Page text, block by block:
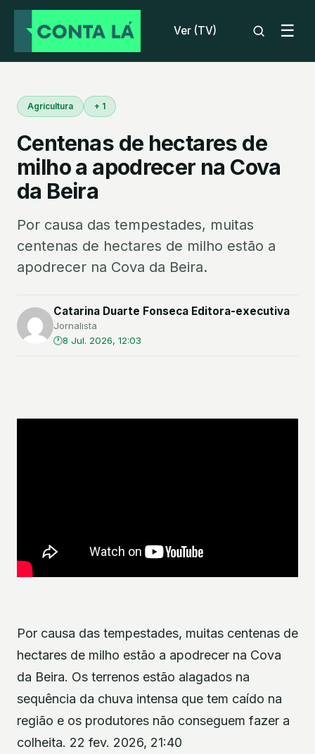
Ver (TV) ☰
Agricultura + 1
Centenas de hectares de
milho a apodrecer na Cova
da Beira
Por causa das tempestades, muitas
centenas de hectares de milho estão a
apodrecer na Cova da Beira.
Catarina Duarte Fonseca Editora-executiva
Jornalista
8 Jul. 2026, 12:03
Por causa das tempestades, muitas centenas de
hectares de milho estão a apodrecer na Cova
da Beira. Os terrenos estão alagados na
sequência da chuva intensa que tem caído na
região e os produtores não conseguem fazer a
colheita. 22 fev. 2026, 21:40